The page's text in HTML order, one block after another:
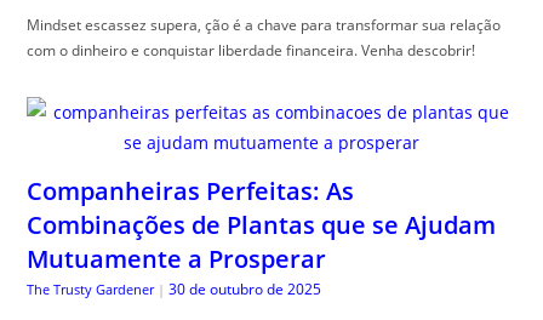
Mindset escassez supera, ção é a chave para transformar sua relação
com o dinheiro e conquistar liberdade financeira. Venha descobrir!
Companheiras Perfeitas: As
Combinações de Plantas que se Ajudam
Mutuamente a Prosperar
The Trusty Gardener | 30 de outubro de 2025